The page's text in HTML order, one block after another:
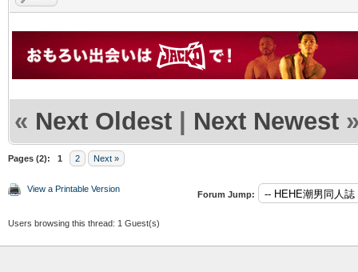
« Next Oldest | Next Newest
Pages (2): 1 2 Next »
View a Printable Version
Forum Jump:
Users browsing this thread: 1 Guest(s)